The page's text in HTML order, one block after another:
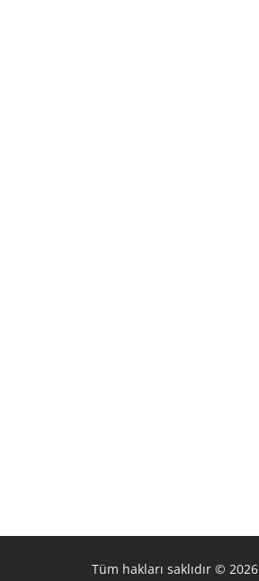
Tüm hakları saklıdır © 2026